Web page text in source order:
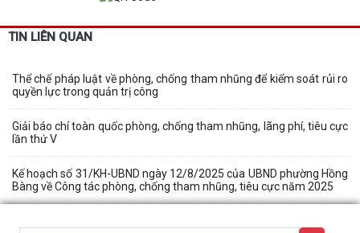
TIN LIÊN QUAN
Thể chế pháp luật về phòng, chống tham nhũng để kiểm soát rủi ro
quyền lực trong quản trị công
Giải báo chí toàn quốc phòng, chống tham nhũng, lãng phí, tiêu cực
lần thứ V
Kế hoạch số 31/KH-UBND ngày 12/8/2025 của UBND phường Hồng
Bàng về Công tác phòng, chống tham nhũng, tiêu cực năm 2025